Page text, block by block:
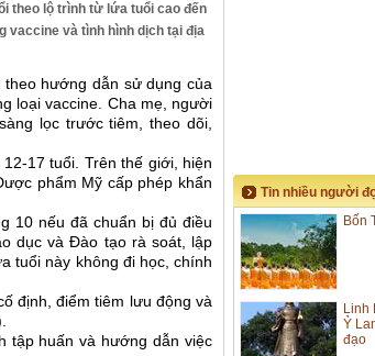
theo lộ trình từ lứa tuổi cao đến
vaccine và tình hình dịch tại địa
theo hướng dẫn sử dụng của
loại vaccine. Cha mẹ, người
lọc trước tiêm, theo dõi,
17 tuổi. Trên thế giới, hiện
phẩm Mỹ cấp phép khẩn
10 nếu đã chuẩn bị đủ điều
dục và Đào tạo rà soát, lập
tuổi này không đi học, chính
định, điểm tiêm lưu động và
tập huấn và hướng dẫn việc
Tin nhiều người
Bốn
Linh
Ỷ
đạo